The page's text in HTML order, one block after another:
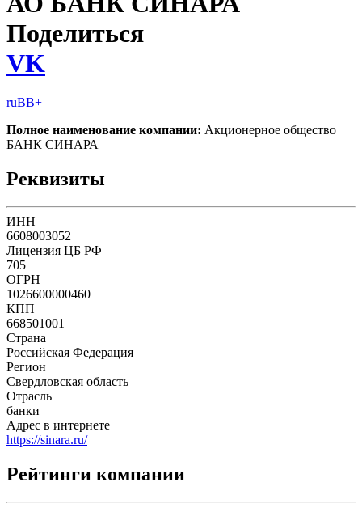
Поделиться
VK
ruBB+
Полное наименование компании: Акционерное общество
БАНК СИНАРА
Реквизиты
ИНН
6608003052
Лицензия ЦБ РФ
705
ОГРН
1026600000460
КПП
668501001
Страна
Российская Федерация
Регион
Свердловская область
Отрасль
банки
Адрес в интернете
https://sinara.ru/
Рейтинги компании